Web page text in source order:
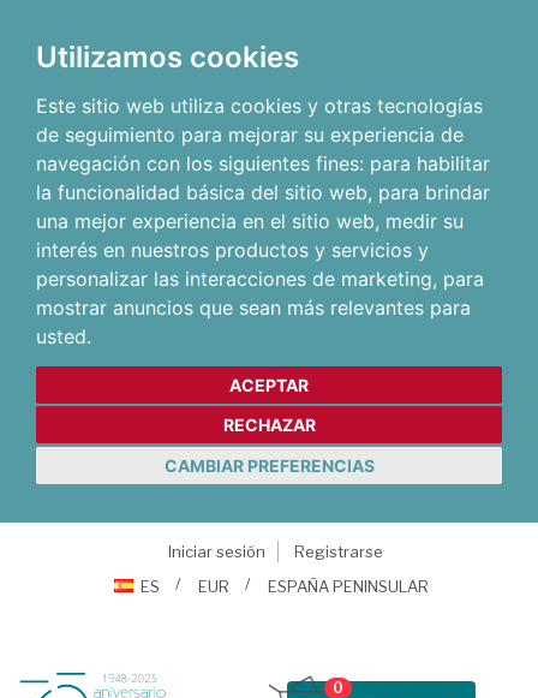
Utilizamos cookies
Este sitio web utiliza cookies y otras tecnologías
de seguimiento para mejorar su experiencia de
navegación con los siguientes fines: para habilitar
la funcionalidad básica del sitio web, para brindar
una mejor experiencia en el sitio web, medir su
interés en nuestros productos y servicios y
personalizar las interacciones de marketing, para
mostrar anuncios que sean más relevantes para
usted.
ACEPTAR
RECHAZAR
CAMBIAR PREFERENCIAS
Iniciar sesión
Registrarse
ES
EUR ESPAÑA PENINSULAR
0